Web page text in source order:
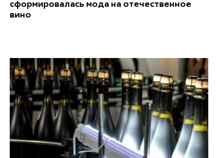
сформировалась мода на отечественное
вино